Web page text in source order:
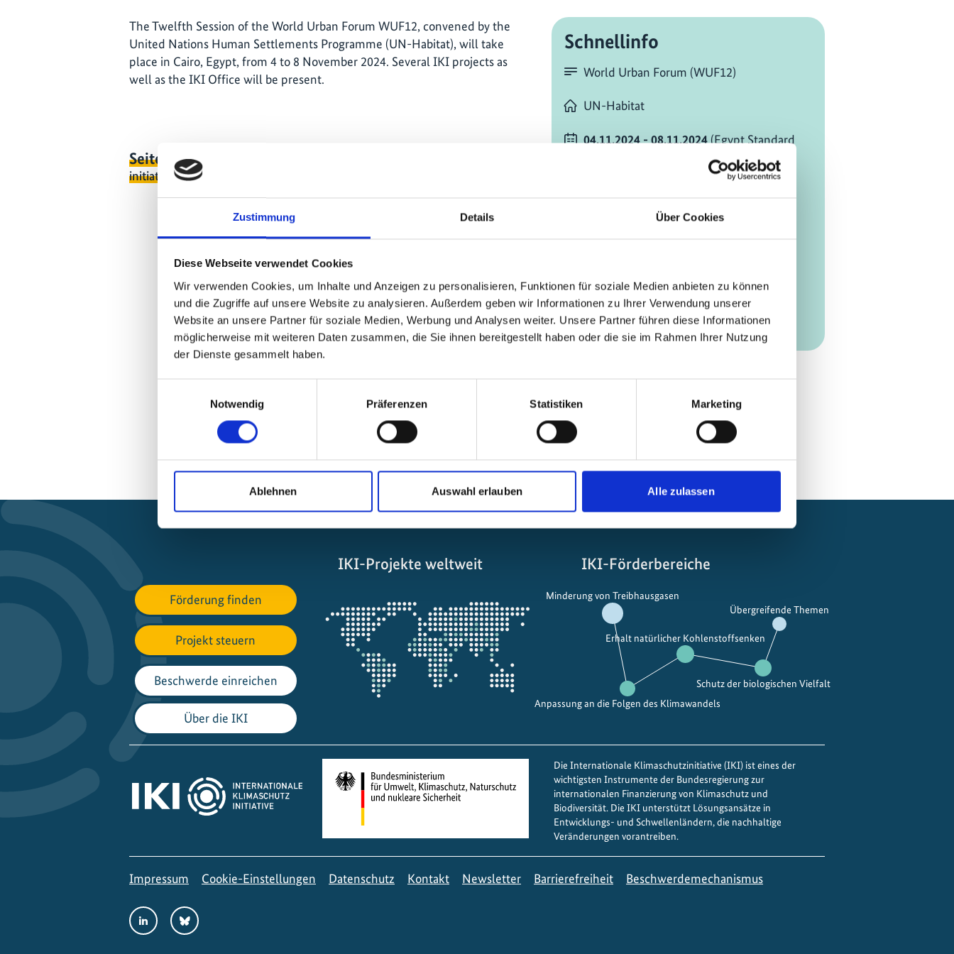
Zustimmung Details Über Cookies
Diese Webseite verwendet Cookies
Wir verwenden Cookies, um Inhalte und Anzeigen zu personalisieren, Funktionen für soziale Medien anbieten zu können
und die Zugriffe auf unsere Website zu analysieren. Außerdem geben wir Informationen zu Ihrer Verwendung unserer
Website an unsere Partner für soziale Medien, Werbung und Analysen weiter. Unsere Partner führen diese Informationen
möglicherweise mit weiteren Daten zusammen, die Sie ihnen bereitgestellt haben oder die sie im Rahmen Ihrer Nutzung
der Dienste gesammelt haben.
Notwendig
Präferenzen Statistiken Marketing
Ablehnen Auswahl erlauben Alle zulassen
The Twelfth Session of the World Urban Forum WUF12, convened by the
United Nations Human Settlements Programme (UN-Habitat), will take
place in Cairo, Egypt, from 4 to 8 November 2024. Several IKI projects as
well as the IKI Office will be present.
Seite teilen
initiative.com/EVENT2867
Schnellinfo
World Urban Forum (WUF12)
UN-Habitat
04.11.2024 - 08.11.2024(Egypt Standard
vor Ort in Cairo, Egypt
Cairo
Nasr City, Cairo Governorate 4440301,
Egypt
Alle Veranstaltungen im Überblick
Förderung finden
Projekt steuern
Beschwerde einreichen
Über die IKI
IKI-Projekte weltweit
Projektkarte
IKI-Förderbereiche
Minderung von Treibhausgasen
Anpassung an die Folgen des Klimawandels
Erhalt natürlicher Kohlenstoffsenken
Schutz der biologischen Vielfalt
Übergreifende Themen
Die Internationale Klimaschutzinitiative (IKI) ist eines der
wichtigsten Instrumente der Bundesregierung zur
internationalen Finanzierung von Klimaschutz und
Biodiversität. Die IKI unterstützt Lösungsansätze in
Entwicklungs- und Schwellenländern, die nachhaltige
Veränderungen vorantreiben.
Impressum Cookie-Einstellungen Datenschutz Kontakt Newsletter Barrierefreiheit
Beschwerdemechanismus
Social
Media
LinkedInBluesky